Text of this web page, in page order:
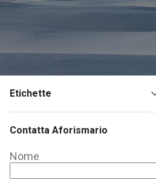
Etichette
Contatta Aforismario
Nome